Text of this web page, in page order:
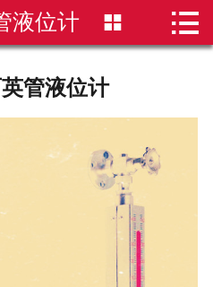
 首页
雷达液位计
超声波液位计
液位计选型
新闻资讯
液位计  
管液位计